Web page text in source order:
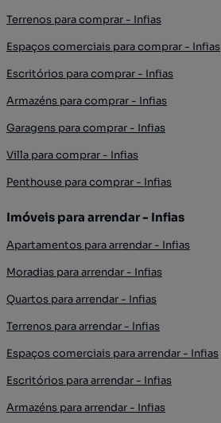
Terrenos para comprar - Infias
Espaços comerciais para comprar - Infias
Escritórios para comprar - Infias
Armazéns para comprar - Infias
Garagens para comprar - Infias
Villa para comprar - Infias
Penthouse para comprar - Infias
Imóveis para arrendar - Infias
Apartamentos para arrendar - Infias
Moradias para arrendar - Infias
Quartos para arrendar - Infias
Terrenos para arrendar - Infias
Espaços comerciais para arrendar - Infias
Escritórios para arrendar - Infias
Armazéns para arrendar - Infias